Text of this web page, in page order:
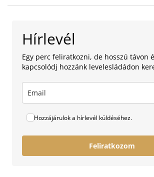
Hírlevél
Egy perc feliratkozni, de hosszú távon
kapcsolódj hozzánk levelesládádon
Hozzájárulok a hírlevél küldéséhez.
Feliratkozom